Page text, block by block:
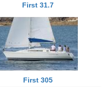
First 31.7
First 305